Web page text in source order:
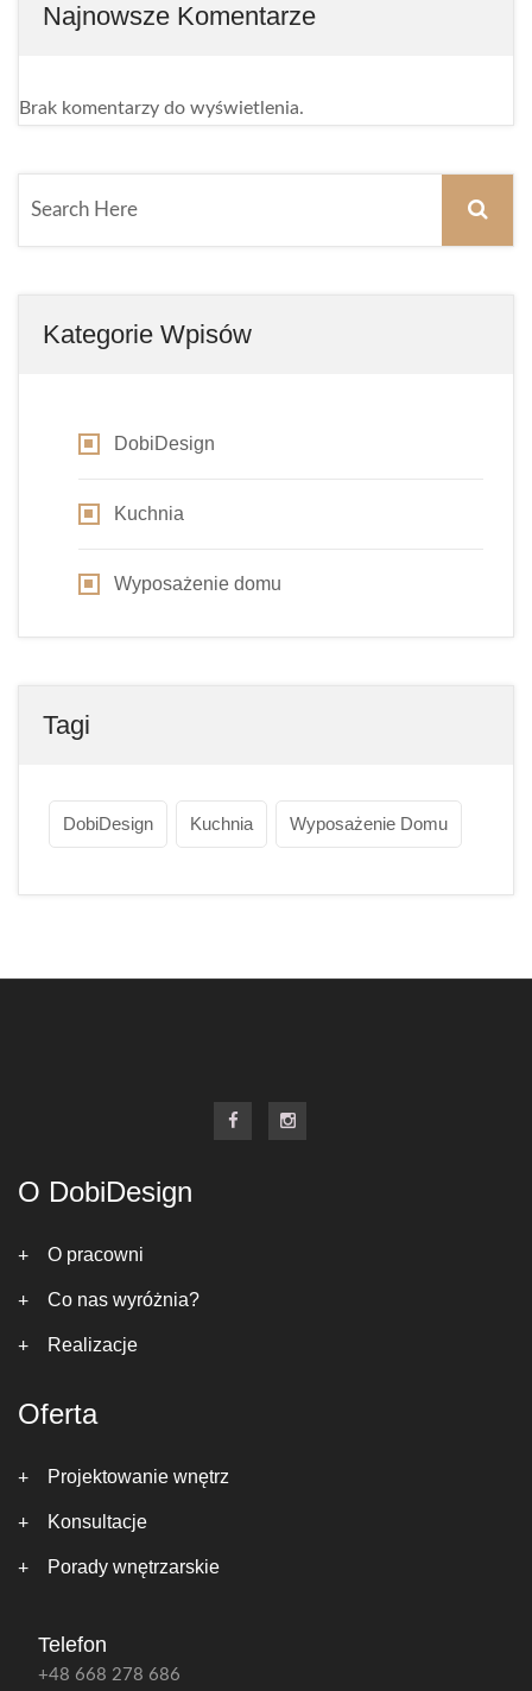
Najnowsze Komentarze
Brak komentarzy do wyświetlenia.
Kategorie Wpisów
DobiDesign
Kuchnia
Wyposażenie domu
Tagi
DobiDesign Kuchnia Wyposażenie Domu
O DobiDesign
O pracowni
Co nas wyróżnia?
Realizacje
Oferta
Projektowanie wnętrz
Konsultacje
Porady wnętrzarskie
Telefon
+48 668 278 686